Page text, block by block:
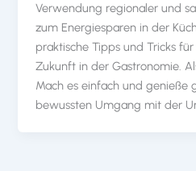
Verwendung regionaler und
zum Energiesparen in der
praktische Tipps und Tricks
Zukunft in der Gastronomie.
Mach es einfach und genieße
bewussten Umgang mit der